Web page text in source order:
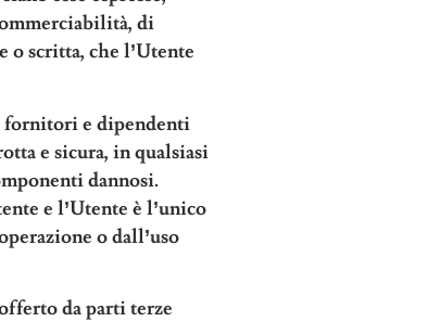
di
scritta, che l’Utente
fornitori e dipendenti
e sicura, in qualsiasi
dannosi.
e l’Utente è l’unico
o dall’uso
da parti terze